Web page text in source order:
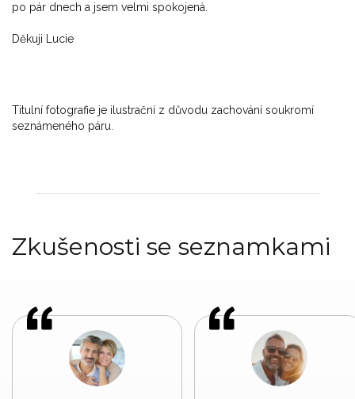
po pár dnech a jsem velmi spokojená.
Děkuji Lucie
Titulní fotografie je ilustrační z důvodu zachování soukromí
seznámeného páru.
Zkušenosti se seznamkami